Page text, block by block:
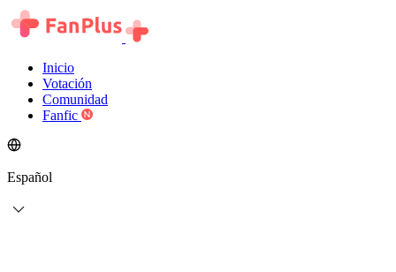
Inicio
Votación
Comunidad
Fanfic
Español